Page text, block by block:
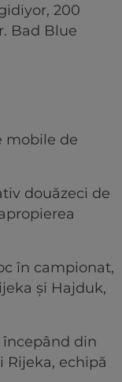
200
Bad Blue
mobile de
douăzeci de
în campionat,
şi Hajduk,
din
Rijeka, echipă